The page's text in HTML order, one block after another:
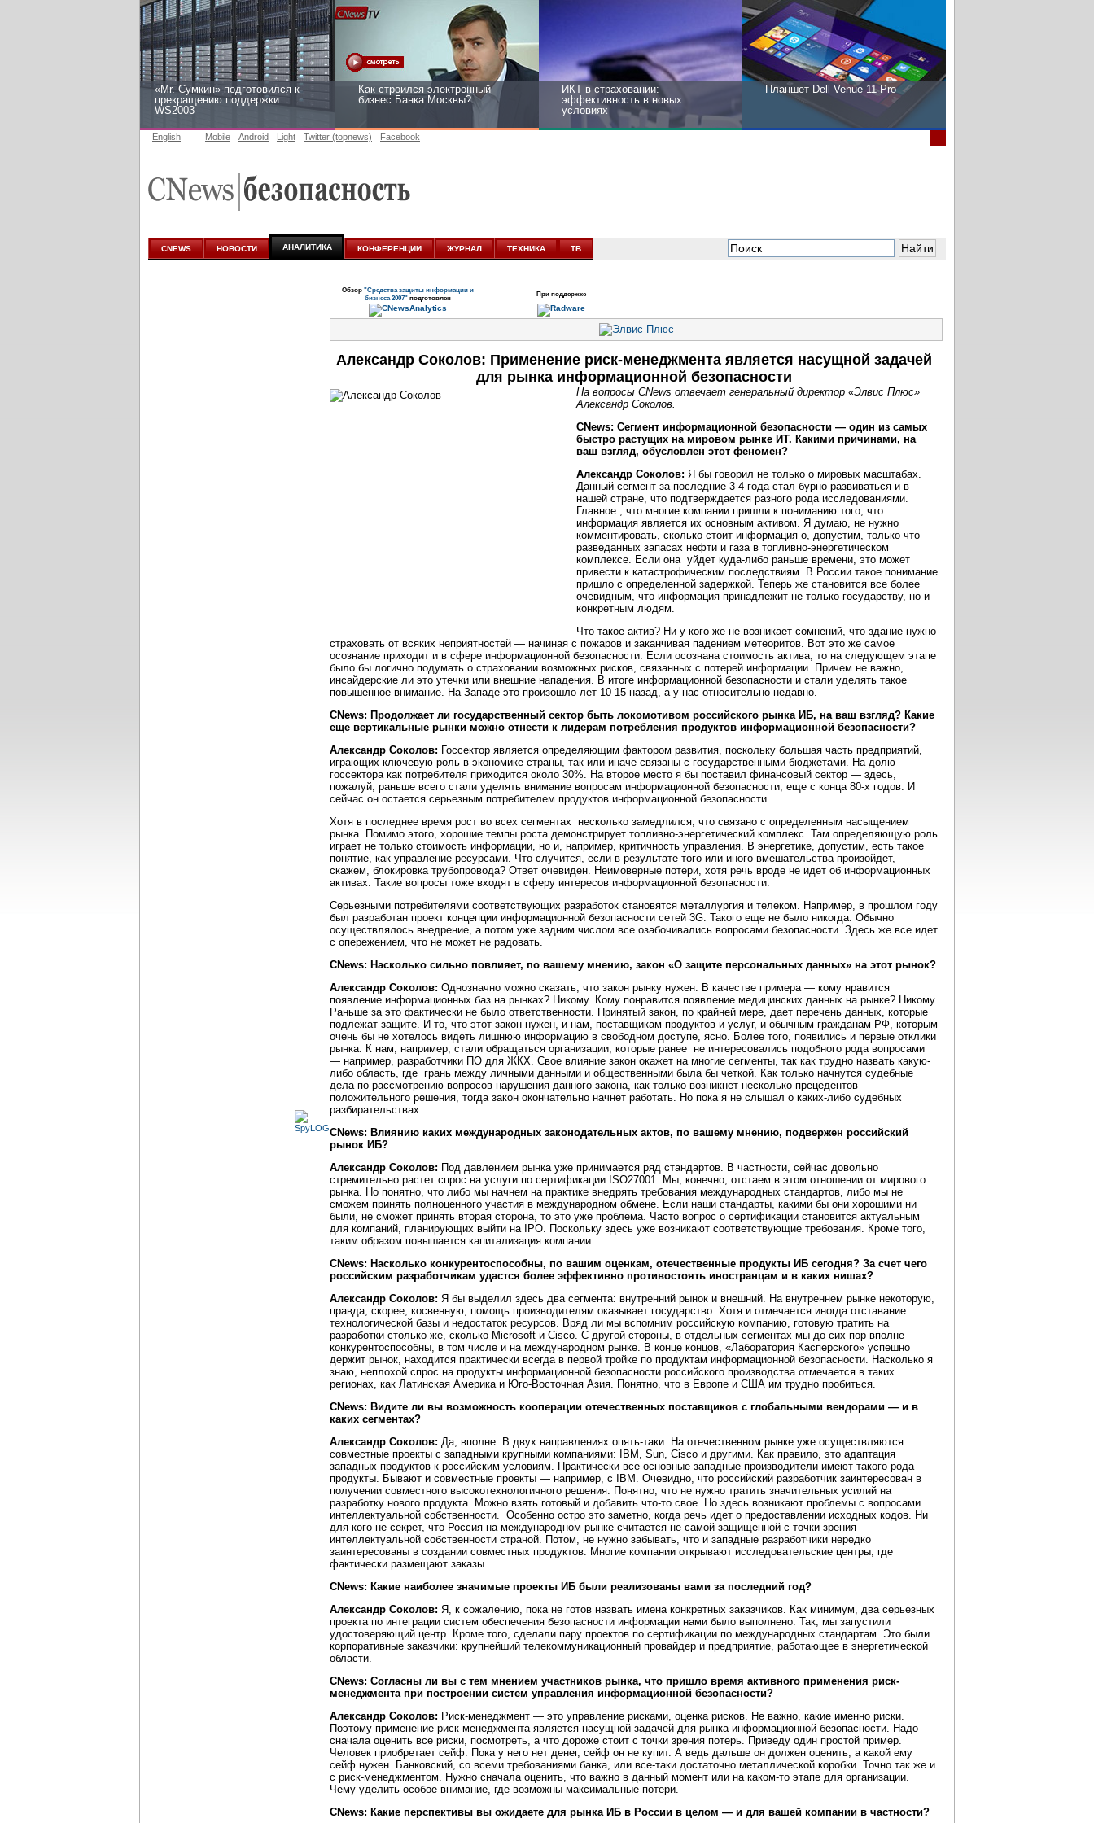
«Mr. Сумкин» подготовился к
прекращению поддержки
WS2003
Как строился электронный
бизнес Банка Москвы?
ИКТ в страховании:
эффективность в новых
условиях
Планшет Dell Venue 11 Pro
аналитике
развитие в новых условиях
English Mobile Android Light Twitter (topnews) Facebook
CNEWS НОВОСТИ АНАЛИТИКА КОНФЕРЕНЦИИ ЖУРНАЛ ТЕХНИКА ТВ
Обзор "Средства защиты информации и
бизнеса 2007"подготовлен При поддержке
Александр Соколов: Применение риск-менеджмента является насущной задачей
для рынка информационной безопасности
На вопросы CNews отвечает генеральный директор «Элвис Плюс»
Александр Соколов.
CNews: Сегмент информационной безопасности — один из самых
быстро растущих на мировом рынке ИТ. Какими причинами, на
ваш взгляд, обусловлен этот феномен?
Александр Соколов: Я бы говорил не только о мировых масштабах.
Данный сегмент за последние 3-4 года стал бурно развиваться и в
нашей стране, что подтверждается разного рода исследованиями.
Главное , что многие компании пришли к пониманию того, что
информация является их основным активом. Я думаю, не нужно
комментировать, сколько стоит информация о, допустим, только что
разведанных запасах нефти и газа в топливно-энергетическом
комплексе. Если она уйдет куда-либо раньше времени, это может
привести к катастрофическим последствиям. В России такое понимание
пришло с определенной задержкой. Теперь же становится все более
очевидным, что информация принадлежит не только государству, но и
конкретным людям.
Что такое актив? Ни у кого же не возникает сомнений, что здание нужно
страховать от всяких неприятностей — начиная с пожаров и заканчивая падением метеоритов. Вот это же самое
осознание приходит и в сфере информационной безопасности. Если осознана стоимость актива, то на следующем этапе
было бы логично подумать о страховании возможных рисков, связанных с потерей информации. Причем не важно,
инсайдерские ли это утечки или внешние нападения. В итоге информационной безопасности и стали уделять такое
повышенное внимание. На Западе это произошло лет 10-15 назад, а у нас относительно недавно.
CNews: Продолжает ли государственный сектор быть локомотивом российского рынка ИБ, на ваш взгляд? Какие
еще вертикальные рынки можно отнести к лидерам потребления продуктов информационной безопасности?
Александр Соколов: Госсектор является определяющим фактором развития, поскольку большая часть предприятий,
играющих ключевую роль в экономике страны, так или иначе связаны с государственными бюджетами. На долю
госсектора как потребителя приходится около 30%. На второе место я бы поставил финансовый сектор — здесь,
пожалуй, раньше всего стали уделять внимание вопросам информационной безопасности, еще с конца 80-х годов. И
сейчас он остается серьезным потребителем продуктов информационной безопасности.
Хотя в последнее время рост во всех сегментах несколько замедлился, что связано с определенным насыщением
рынка. Помимо этого, хорошие темпы роста демонстрирует топливно-энергетический комплекс. Там определяющую роль
играет не только стоимость информации, но и, например, критичность управления. В энергетике, допустим, есть такое
понятие, как управление ресурсами. Что случится, если в результате того или иного вмешательства произойдет,
скажем, блокировка трубопровода? Ответ очевиден. Неимоверные потери, хотя речь вроде не идет об информационных
активах. Такие вопросы тоже входят в сферу интересов информационной безопасности.
Серьезными потребителями соответствующих разработок становятся металлургия и телеком. Например, в прошлом году
был разработан проект концепции информационной безопасности сетей 3G. Такого еще не было никогда. Обычно
осуществлялось внедрение, а потом уже задним числом все озабочивались вопросами безопасности. Здесь же все идет
с опережением, что не может не радовать.
CNews: Насколько сильно повлияет, по вашему мнению, закон «О защите персональных данных» на этот рынок?
Александр Соколов: Однозначно можно сказать, что закон рынку нужен. В качестве примера — кому нравится
появление информационных баз на рынках? Никому. Кому понравится появление медицинских данных на рынке? Никому.
Раньше за это фактически не было ответственности. Принятый закон, по крайней мере, дает перечень данных, которые
подлежат защите. И то, что этот закон нужен, и нам, поставщикам продуктов и услуг, и обычным гражданам РФ, которым
очень бы не хотелось видеть лишнюю информацию в свободном доступе, ясно. Более того, появились и первые отклики
рынка. К нам, например, стали обращаться организации, которые ранее не интересовались подобного рода вопросами
— например, разработчики ПО для ЖКХ. Свое влияние закон окажет на многие сегменты, так как трудно назвать какую-
либо область, где грань между личными данными и общественными была бы четкой. Как только начнутся судебные
дела по рассмотрению вопросов нарушения данного закона, как только возникнет несколько прецедентов
положительного решения, тогда закон окончательно начнет работать. Но пока я не слышал о каких-либо судебных
разбирательствах.
CNews: Влиянию каких международных законодательных актов, по вашему мнению, подвержен российский
рынок ИБ?
Александр Соколов: Под давлением рынка уже принимается ряд стандартов. В частности, сейчас довольно
стремительно растет спрос на услуги по сертификации ISO27001. Мы, конечно, отстаем в этом отношении от мирового
рынка. Но понятно, что либо мы начнем на практике внедрять требования международных стандартов, либо мы не
сможем принять полноценного участия в международном обмене. Если наши стандарты, какими бы они хорошими ни
были, не сможет принять вторая сторона, то это уже проблема. Часто вопрос о сертификации становится актуальным
для компаний, планирующих выйти на IPO. Поскольку здесь уже возникают соответствующие требования. Кроме того,
таким образом повышается капитализация компании.
CNews: Насколько конкурентоспособны, по вашим оценкам, отечественные продукты ИБ сегодня? За счет чего
российским разработчикам удастся более эффективно противостоять иностранцам и в каких нишах?
Александр Соколов: Я бы выделил здесь два сегмента: внутренний рынок и внешний. На внутреннем рынке некоторую,
правда, скорее, косвенную, помощь производителям оказывает государство. Хотя и отмечается иногда отставание
технологической базы и недостаток ресурсов. Вряд ли мы вспомним российскую компанию, готовую тратить на
разработки столько же, сколько Microsoft и Cisco. С другой стороны, в отдельных сегментах мы до сих пор вполне
конкурентоспособны, в том числе и на международном рынке. В конце концов, «Лаборатория Касперского» успешно
держит рынок, находится практически всегда в первой тройке по продуктам информационной безопасности. Насколько я
знаю, неплохой спрос на продукты информационной безопасности российского производства отмечается в таких
регионах, как Латинская Америка и Юго-Восточная Азия. Понятно, что в Европе и США им трудно пробиться.
CNews: Видите ли вы возможность кооперации отечественных поставщиков с глобальными вендорами — и в
каких сегментах?
Александр Соколов: Да, вполне. В двух направлениях опять-таки. На отечественном рынке уже осуществляются
совместные проекты с западными крупными компаниями: IBM, Sun, Cisco и другими. Как правило, это адаптация
западных продуктов к российским условиям. Практически все основные западные производители имеют такого рода
продукты. Бывают и совместные проекты — например, с IBM. Очевидно, что российский разработчик заинтересован в
получении совместного высокотехнологичного решения. Понятно, что не нужно тратить значительных усилий на
разработку нового продукта. Можно взять готовый и добавить что-то свое. Но здесь возникают проблемы с вопросами
интеллектуальной собственности. Особенно остро это заметно, когда речь идет о предоставлении исходных кодов. Ни
для кого не секрет, что Россия на международном рынке считается не самой защищенной с точки зрения
интеллектуальной собственности страной. Потом, не нужно забывать, что и западные разработчики нередко
заинтересованы в создании совместных продуктов. Многие компании открывают исследовательские центры, где
фактически размещают заказы.
CNews: Какие наиболее значимые проекты ИБ были реализованы вами за последний год?
Александр Соколов: Я, к сожалению, пока не готов назвать имена конкретных заказчиков. Как минимум, два серьезных
проекта по интеграции систем обеспечения безопасности информации нами было выполнено. Так, мы запустили
удостоверяющий центр. Кроме того, сделали пару проектов по сертификации по международных стандартам. Это были
корпоративные заказчики: крупнейший телекоммуникационный провайдер и предприятие, работающее в энергетической
области.
CNews: Согласны ли вы с тем мнением участников рынка, что пришло время активного применения риск-
менеджмента при построении систем управления информационной безопасности?
Александр Соколов: Риск-менеджмент — это управление рисками, оценка рисков. Не важно, какие именно риски.
Поэтому применение риск-менеджмента является насущной задачей для рынка информационной безопасности. Надо
сначала оценить все риски, посмотреть, а что дороже стоит с точки зрения потерь. Приведу один простой пример.
Человек приобретает сейф. Пока у него нет денег, сейф он не купит. А ведь дальше он должен оценить, а какой ему
сейф нужен. Банковский, со всеми требованиями банка, или все-таки достаточно металлической коробки. Точно так же и
с риск-менеджментом. Нужно сначала оценить, что важно в данный момент или на каком-то этапе для организации.
Чему уделить особое внимание, где возможны максимальные потери.
CNews: Какие перспективы вы ожидаете для рынка ИБ в России в целом — и для вашей компании в частности?